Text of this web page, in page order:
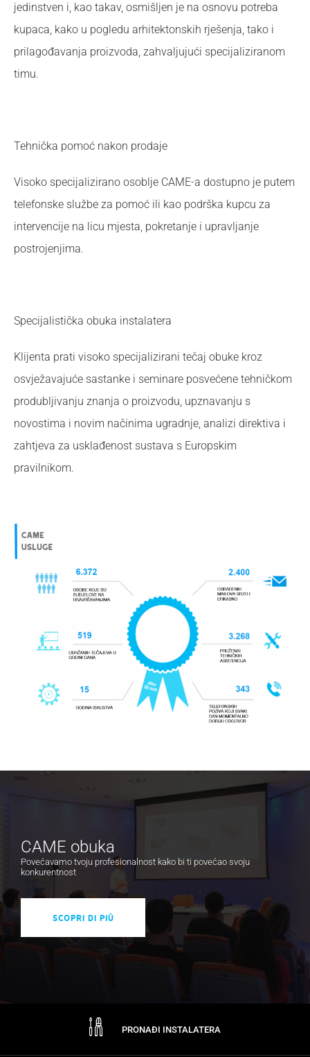
jedinstven i, kao takav, osmišljen je na osnovu potreba
kupaca, kako u pogledu arhitektonskih rješenja, tako i
prilagođavanja proizvoda, zahvaljujući specijaliziranom
timu.
Tehnička pomoć nakon prodaje
Visoko specijalizirano osoblje CAME-a dostupno je putem
telefonske službe za pomoć ili kao podrška kupcu za
intervencije na licu mjesta, pokretanje i upravljanje
postrojenjima.
Specijalistička obuka instalatera
Klijenta prati visoko specijalizirani tečaj obuke kroz
osvježavajuće sastanke i seminare posvećene tehničkom
produbljivanju znanja o proizvodu, upznavanju s
novostima i novim načinima ugradnje, analizi direktiva i
zahtjeva za usklađenost sustava s Europskim
pravilnikom.
CAME obuka
Povećavamo tvoju profesionalnost kako bi ti povećao svoju
konkurentnost
Scopri di più
PRONAĐI INSTALATERA